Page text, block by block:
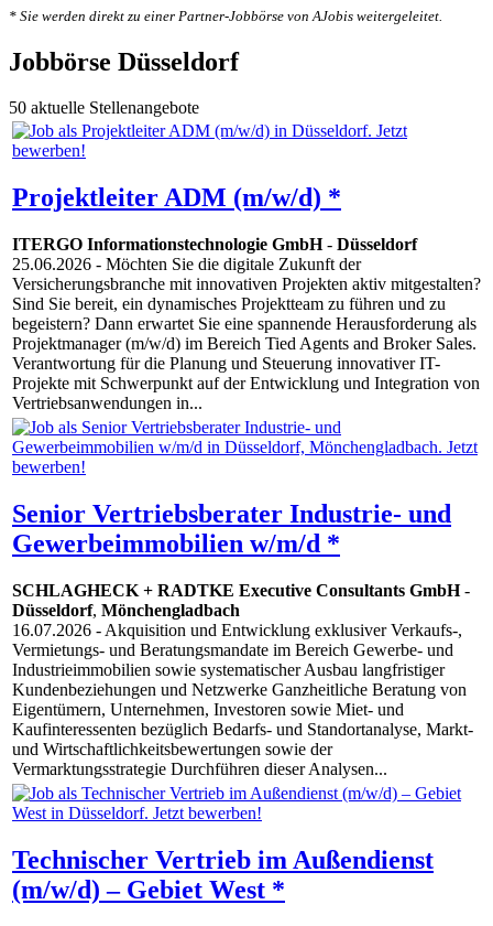
* Sie werden direkt zu einer Partner-Jobbörse von AJobis weitergeleitet.
Jobbörse Düsseldorf
50 aktuelle Stellenangebote
Projektleiter ADM (m/w/d) *
ITERGO Informationstechnologie GmbH- Düsseldorf
25.06.2026 - Möchten Sie die digitale Zukunft der
Versicherungsbranche mit innovativen Projekten aktiv mitgestalten?
Sind Sie bereit, ein dynamisches Projektteam zu führen und zu
begeistern? Dann erwartet Sie eine spannende Herausforderung als
Projektmanager (m/w/d) im Bereich Tied Agents and Broker Sales.
Verantwortung für die Planung und Steuerung innovativer IT-
Projekte mit Schwerpunkt auf der Entwicklung und Integration von
Vertriebsanwendungen in...
Senior Vertriebsberater Industrie- und
Gewerbeimmobilien w/m/d *
SCHLAGHECK + RADTKE Executive Consultants GmbH-
Düsseldorf, Mönchengladbach
16.07.2026 - Akquisition und Entwicklung exklusiver Verkaufs-,
Vermietungs- und Beratungsmandate im Bereich Gewerbe- und
Industrieimmobilien sowie systematischer Ausbau langfristiger
Kundenbeziehungen und Netzwerke Ganzheitliche Beratung von
Eigentümern, Unternehmen, Investoren sowie Miet- und
Kaufinteressenten bezüglich Bedarfs- und Standortanalyse, Markt-
und Wirtschaftlichkeitsbewertungen sowie der
Vermarktungsstrategie Durchführen dieser Analysen...
Technischer Vertrieb im Außendienst
(m/w/d) – Gebiet West *